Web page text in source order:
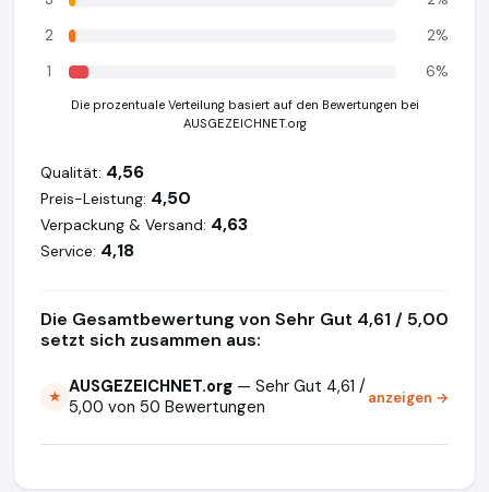
2
2%
1
6%
Die prozentuale Verteilung basiert auf den Bewertungen bei
AUSGEZEICHNET.org
Qualität: 4,56
Preis-Leistung: 4,50
Verpackung & Versand: 4,63
Service: 4,18
Die Gesamtbewertung von Sehr Gut 4,61 / 5,00
setzt sich zusammen aus:
★ AUSGEZEICHNET.org — Sehr Gut 4,61 /
5,00 von 50 Bewertungen
anzeigen →